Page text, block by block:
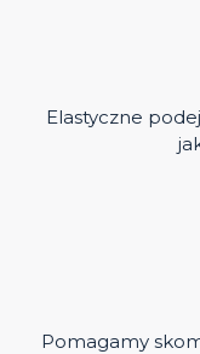
Elastyczne
Pomagamy